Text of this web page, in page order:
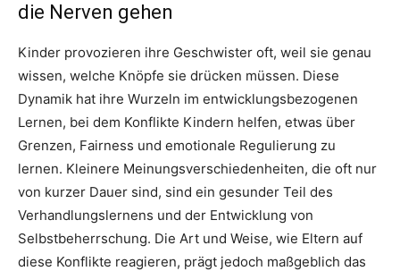
die Nerven gehen
Kinder provozieren ihre Geschwister oft, weil sie genau
wissen, welche Knöpfe sie drücken müssen. Diese
Dynamik hat ihre Wurzeln im entwicklungsbezogenen
Lernen, bei dem Konflikte Kindern helfen, etwas über
Grenzen, Fairness und emotionale Regulierung zu
lernen. Kleinere Meinungsverschiedenheiten, die oft nur
von kurzer Dauer sind, sind ein gesunder Teil des
Verhandlungslernens und der Entwicklung von
Selbstbeherrschung. Die Art und Weise, wie Eltern auf
diese Konflikte reagieren, prägt jedoch maßgeblich das